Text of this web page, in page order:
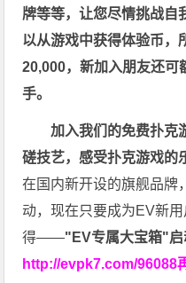
牌等等，让您尽情挑战自
以从游戏中获得体验币，
20,000，新加入朋友还可
手。
加入我们的免费扑克
磋技艺，感受扑克游戏的
在国内新开设的旗舰品牌
动，现在只要成为EV新
得——"EV专属大宝箱"启
http://evpk7.com/96088